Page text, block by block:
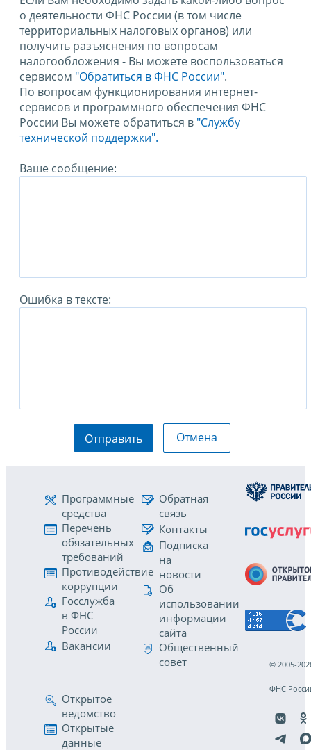
о деятельности ФНС России (в том числе
территориальных налоговых органов) или
получить разъяснения по вопросам
налогообложения - Вы можете воспользоваться
сервисом "Обратиться в ФНС России".
По вопросам функционирования интернет-
сервисов и программного обеспечения ФНС
России Вы можете обратиться в "Службу
технической поддержки".
Ваше сообщение:
Ошибка в тексте:
Отправить Отмена
Программные
средства
Перечень
обязательных
требований
Противодействие
коррупции
Госслужба
в ФНС
России
Вакансии
Обратная
связь
Контакты
Подписка
на
новости
Об
использовании
информации
сайта
Общественный
совет
Открытое
ведомство
Открытые
данные
© 2005-
ФНС